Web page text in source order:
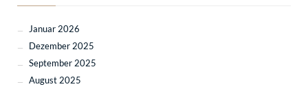
Januar 2026
Dezember 2025
September 2025
August 2025